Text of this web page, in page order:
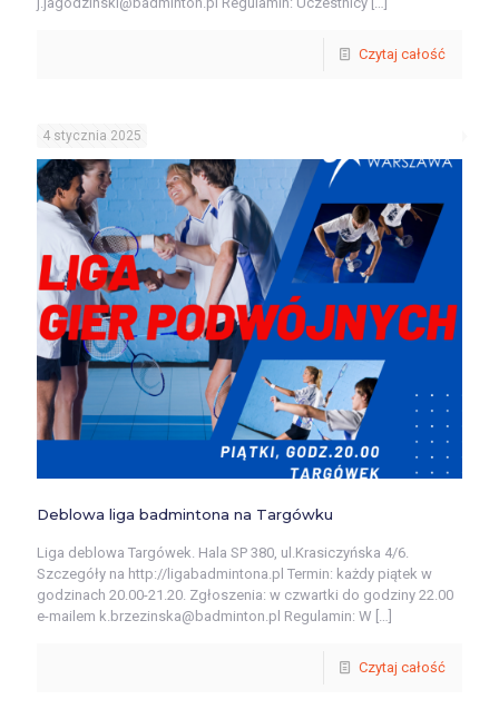
Czytaj całość
4 stycznia 2025
Deblowa liga badmintona na Targówku
Liga deblowa Targówek. Hala SP 380, ul.Krasiczyńska 4/6.
Szczegóły na http://ligabadmintona.pl Termin: każdy piątek w
godzinach 20.00-21.20. Zgłoszenia: w czwartki do godziny 22.00
e-mailem k.brzezinska@badminton.pl Regulamin: W […]
Czytaj całość